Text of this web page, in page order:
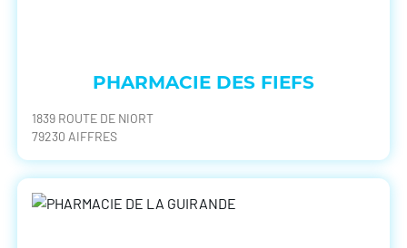
PHARMACIE DES FIEFS
1839 ROUTE DE NIORT
79230 AIFFRES